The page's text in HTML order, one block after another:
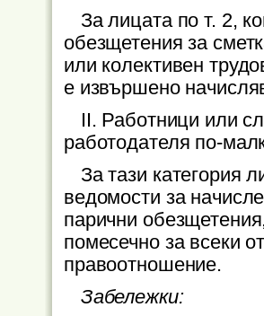
За лицата по т. 2,
обезщетения за
или колективен
е извършено
ІІ. Работници или
работодателя по-
За тази категория
ведомости за
парични
помесечно за всеки
правоотношение.
Забележки: